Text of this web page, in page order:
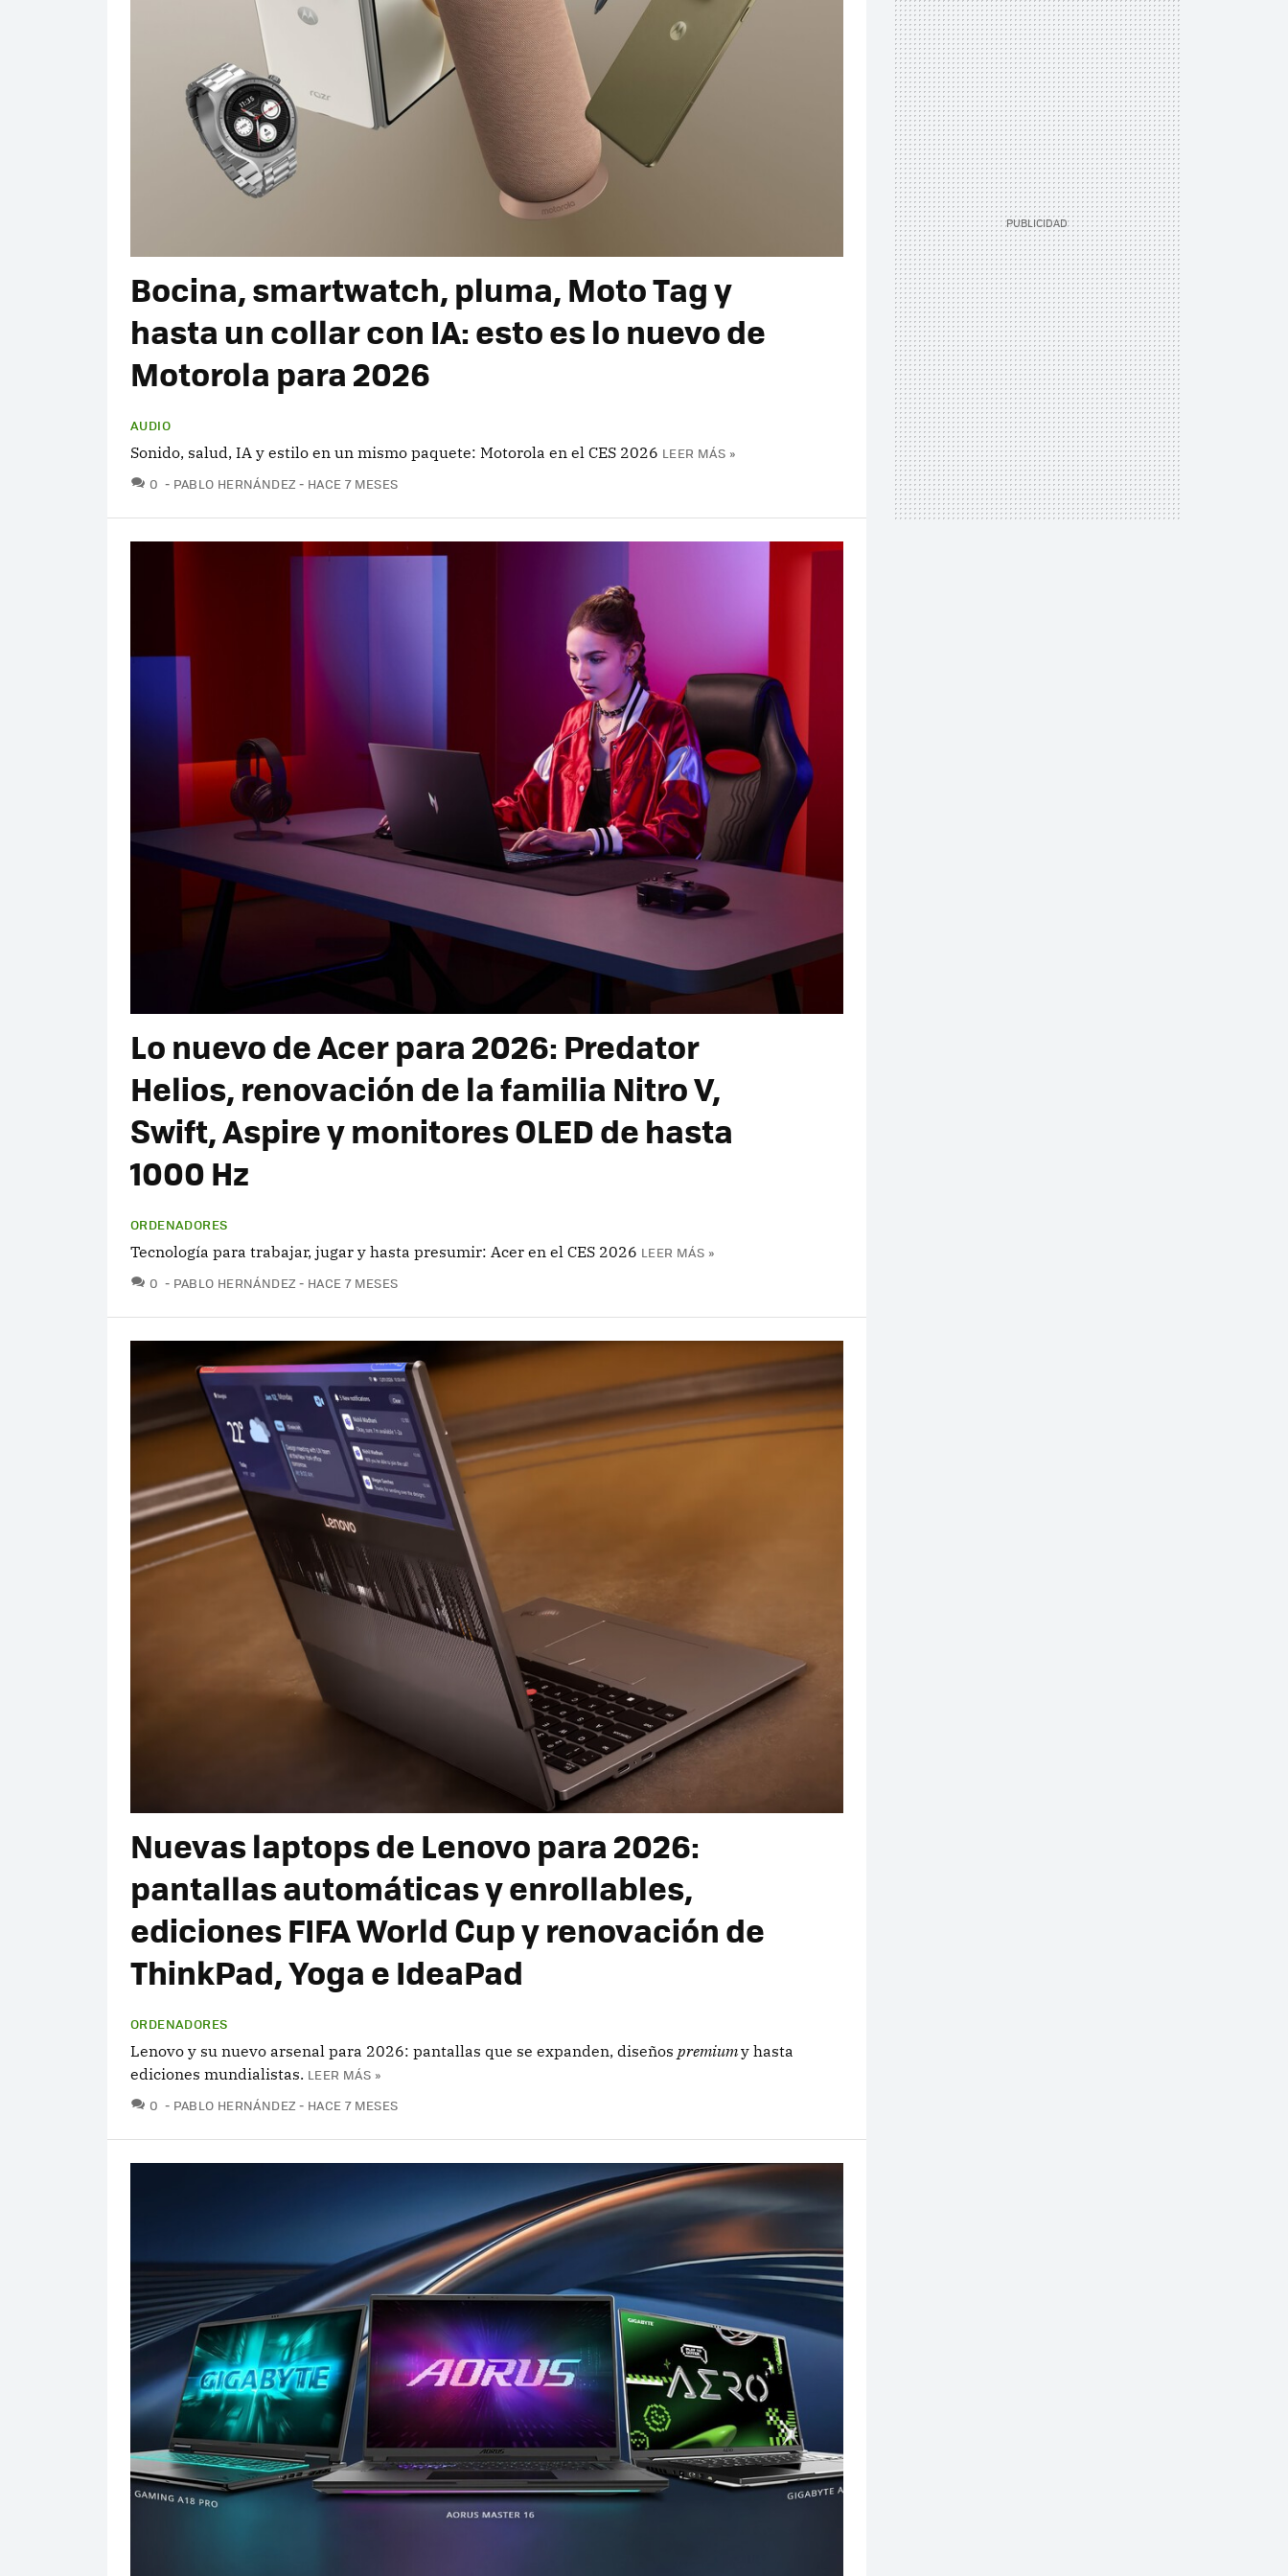
Bocina, smartwatch, pluma, Moto Tag y
hasta un collar con IA: esto es lo nuevo de
Motorola para 2026
AUDIO
Sonido, salud, IA y estilo en un mismo paquete: Motorola en el CES 2026 LEER MÁS »
0 COMENTARIOS
PABLO HERNÁNDEZ HACE 7 MESES
Lo nuevo de Acer para 2026: Predator
Helios, renovación de la familia Nitro V,
Swift, Aspire y monitores OLED de hasta
1000 Hz
ORDENADORES
Tecnología para trabajar, jugar y hasta presumir: Acer en el CES 2026 LEER MÁS »
0 COMENTARIOS
PABLO HERNÁNDEZ HACE 7 MESES
Nuevas laptops de Lenovo para 2026:
pantallas automáticas y enrollables,
ediciones FIFA World Cup y renovación de
ThinkPad, Yoga e IdeaPad
ORDENADORES
Lenovo y su nuevo arsenal para 2026: pantallas que se expanden, diseños premiumy hasta
ediciones mundialistas. LEER MÁS »
0 COMENTARIOS
PABLO HERNÁNDEZ HACE 7 MESES